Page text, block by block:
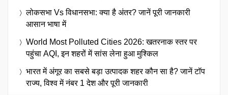
लोकसभा Vs विधानसभा: क्या है अंतर? जानें पूरी जानकारी
आसान भाषा में
World Most Polluted Cities 2026: खतरनाक स्तर पर
पहुंचा AQI, इन शहरों में सांस लेना हुआ मुश्किल
भारत में अंगूर का सबसे बड़ा उत्पादक शहर कौन सा है? जानें टॉप
राज्य, विश्व में नंबर 1 देश और पूरी जानकारी